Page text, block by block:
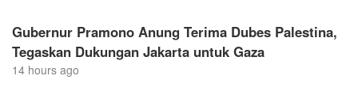
Gubernur Pramono Anung Terima Dubes Palestina,
Tegaskan Dukungan Jakarta untuk Gaza
14 hours ago